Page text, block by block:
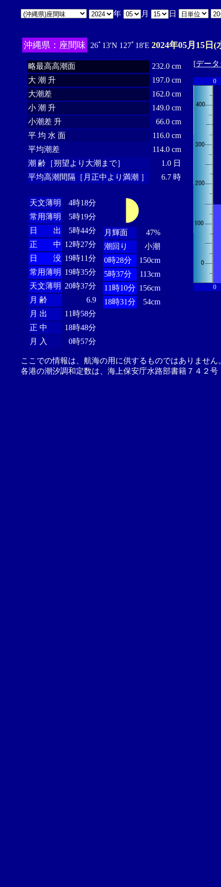
年 月 日
沖縄県：座間味 26ﾟ13'N 127ﾟ18'E 2024年05月15日(
略最高高潮面
232.0 cm
大 潮 升
197.0 cm
大潮差
162.0 cm
小 潮 升
149.0 cm
小潮差 升
66.0 cm
平 均 水 面
116.0 cm
平均潮差
114.0 cm
潮 齢［朔望より大潮まで］
1.0 日
平均高潮間隔［月正中より満潮 ］
6.7 時
天文薄明
4時18分
常用薄明
5時19分
日 出
5時44分
正 中 12時27分
日 没 19時11分
常用薄明 19時35分
天文薄明 20時37分
月 齢
6.9
月 出
11時58分
正 中
18時48分
月 入
0時57分
月輝面
47%
潮回り
小潮
0時28分
150cm
5時37分
113cm
11時10分 156cm
18時31分
54cm
[デー
0
0
ここでの情報は、航海の用に供するものではありませ
各港の潮汐調和定数は、海上保安庁水路部書籍７４２